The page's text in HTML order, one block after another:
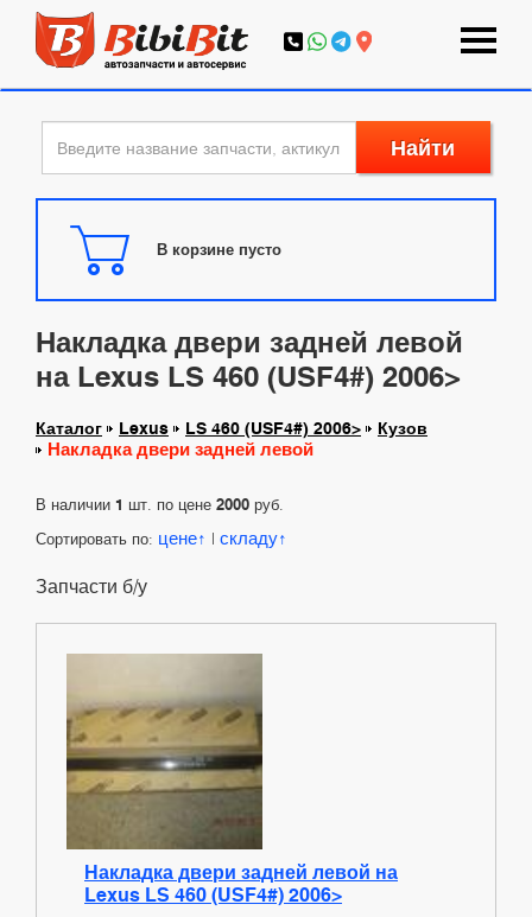
Найти
В корзине пусто
Накладка двери задней левой
на Lexus LS 460 (USF4#) 2006>
Каталог Lexus LS 460 (USF4#) 2006> Кузов
Накладка двери задней левой
В наличии 1 шт. по цене 2000 руб.
Сортировать по: цене | складу
Запчасти б/у
Накладка двери задней левой на
Lexus LS 460 (USF4#) 2006>